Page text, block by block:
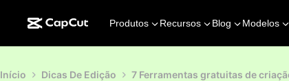
Produtos Recursos Blog Modelos
Início Dicas De Edição 7 Ferramentas gratuitas de